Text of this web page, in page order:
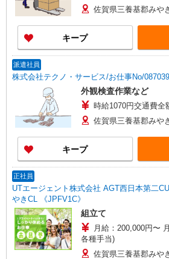
佐賀県三養基郡みや
キープ
派遣社員
株式会社テクノ・サービス/お仕事No/
外観検査作業など
時給1070円交通費全
佐賀県三養基郡みや
キープ
正社員
UTエージェント株式会社 AGT西日本第二
やきCL 《JPFV1C》
組立て
月給：200,000円〜
各種手当)
佐賀県三養基郡みや